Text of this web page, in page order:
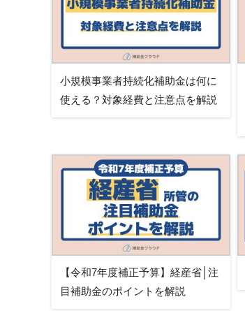
小規模事業者持続化補助金は何に
使える？対象経費と注意点を解説
【令和7年度補正予算】経産省│注
目補助金のポイントを解説